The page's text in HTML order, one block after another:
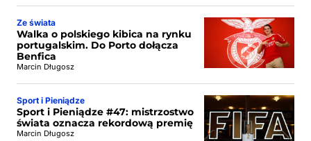
Ze świata
Walka o polskiego kibica na rynku
portugalskim. Do Porto dołącza
Benfica
Marcin Długosz
Sport i Pieniądze
Sport i Pieniądze #47: mistrzostwo
świata oznacza rekordową premię
Marcin Długosz